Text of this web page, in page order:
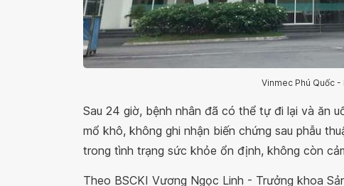
Vinmec Phú Quốc -
Sau 24 giờ, bệnh nhân đã có thể tự đi lại và ăn
mổ khô, không ghi nhận biến chứng sau phẫu
trong tình trạng sức khỏe ổn định, không còn
Theo BSCKI Vương Ngọc Linh - Trưởng khoa